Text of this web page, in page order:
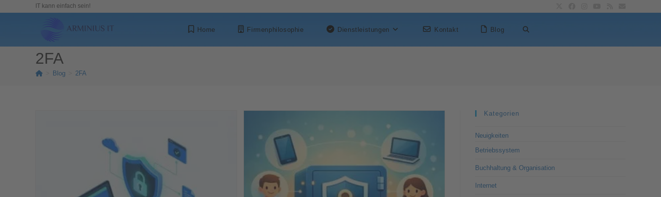
IT kann einfach sein!
Home Firmenphilosophie Dienstleistungen Kontakt Blog
2FA
Blog 2FA
Kategorien
Neuigkeiten
Betriebssystem
Buchhaltung & Organisation
Internet